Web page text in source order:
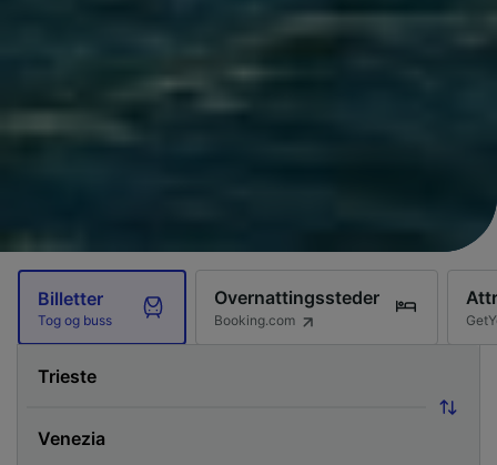
Billetter
Tog og buss
Overnattingssteder
Booking.com